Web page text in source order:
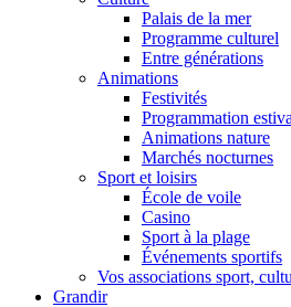
Palais de la mer
Programme culturel
Entre générations
Animations
Festivités
Programmation
Animations nature
Marchés nocturnes
Sport et loisirs
École de voile
Casino
Sport à la plage
Événements sportifs
Vos associations sport,
Grandir